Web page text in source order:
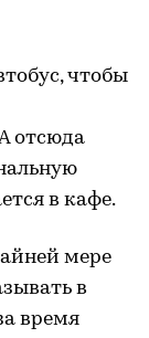
чтобы
отсюда
в кафе.
мере
в
время